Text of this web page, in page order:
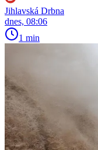
Jihlavská Drbna
dnes, 08:06
1 min